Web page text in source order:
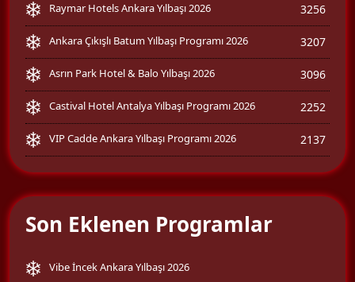
Raymar Hotels Ankara Yılbaşı 2026 3256
Ankara Çıkışlı Batum Yılbaşı Programı 2026 3207
Asrın Park Hotel & Balo Yılbaşı 2026 3096
Castival Hotel Antalya Yılbaşı Programı 2026 2252
VIP Cadde Ankara Yılbaşı Programı 2026 2137
Son Eklenen Programlar
Vibe İncek Ankara Yılbaşı 2026